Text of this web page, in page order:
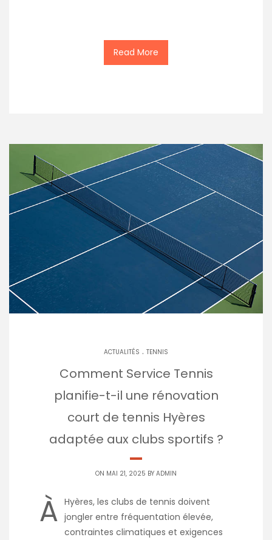
Read More
ACTUALITÉS . TENNIS
Comment Service Tennis
planifie-t-il une rénovation
court de tennis Hyères
adaptée aux clubs sportifs ?
ON MAI 21, 2025 BY ADMIN
À Hyères, les clubs de tennis doivent
jongler entre fréquentation élevée,
contraintes climatiques et exigences